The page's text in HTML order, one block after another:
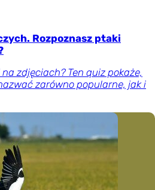
Rozpoznasz ptaki
zdjęciach? Ten quiz pokaże,
zarówno popularne, jak i